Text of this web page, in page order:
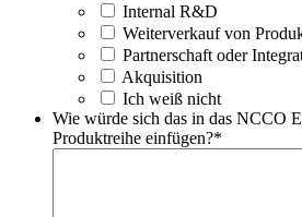
Internal R&D
Weiterverkauf von
Partnerschaft oder
Akquisition
Ich weiß nicht
Wie würde sich das in das NCCO
Produktreihe einfügen?*